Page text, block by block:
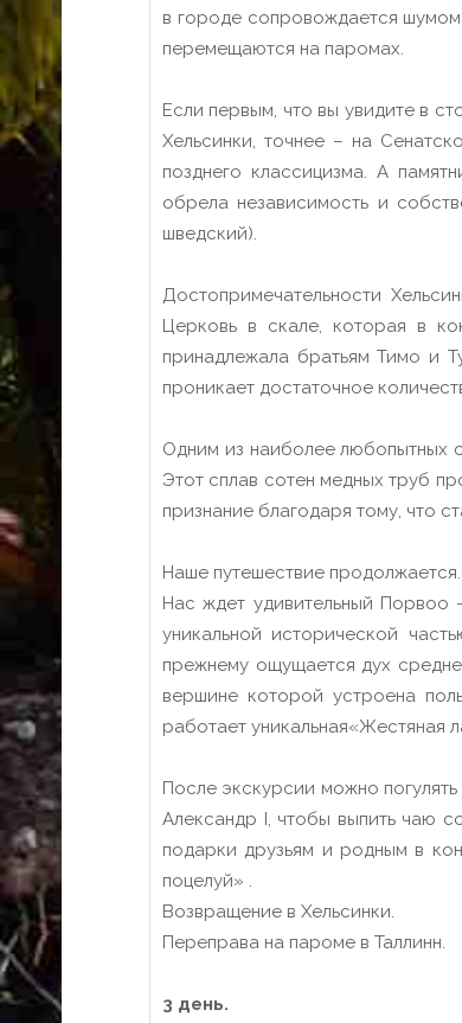
в городе сопровождается
перемещаются на паромах.
Если первым, что вы увидите в
Хельсинки, точнее – на
позднего классицизма. А
обрела независимость и
шведский).
Достопримечательности
Церковь в скале, которая в
принадлежала братьям Тимо и
проникает достаточное
Одним из наиболее любопытных
Этот сплав сотен медных труб
признание благодаря тому, что
Наше путешествие продолжается.
Нас ждет удивительный Порвоо
уникальной исторической
прежнему ощущается дух
вершине которой устроена
работает уникальная«Жестяная
После экскурсии можно
Александр I, чтобы выпить чаю
подарки друзьям и родным в
поцелуй» .
Возвращение в Хельсинки.
Переправа на пароме в Таллинн.
3 день.